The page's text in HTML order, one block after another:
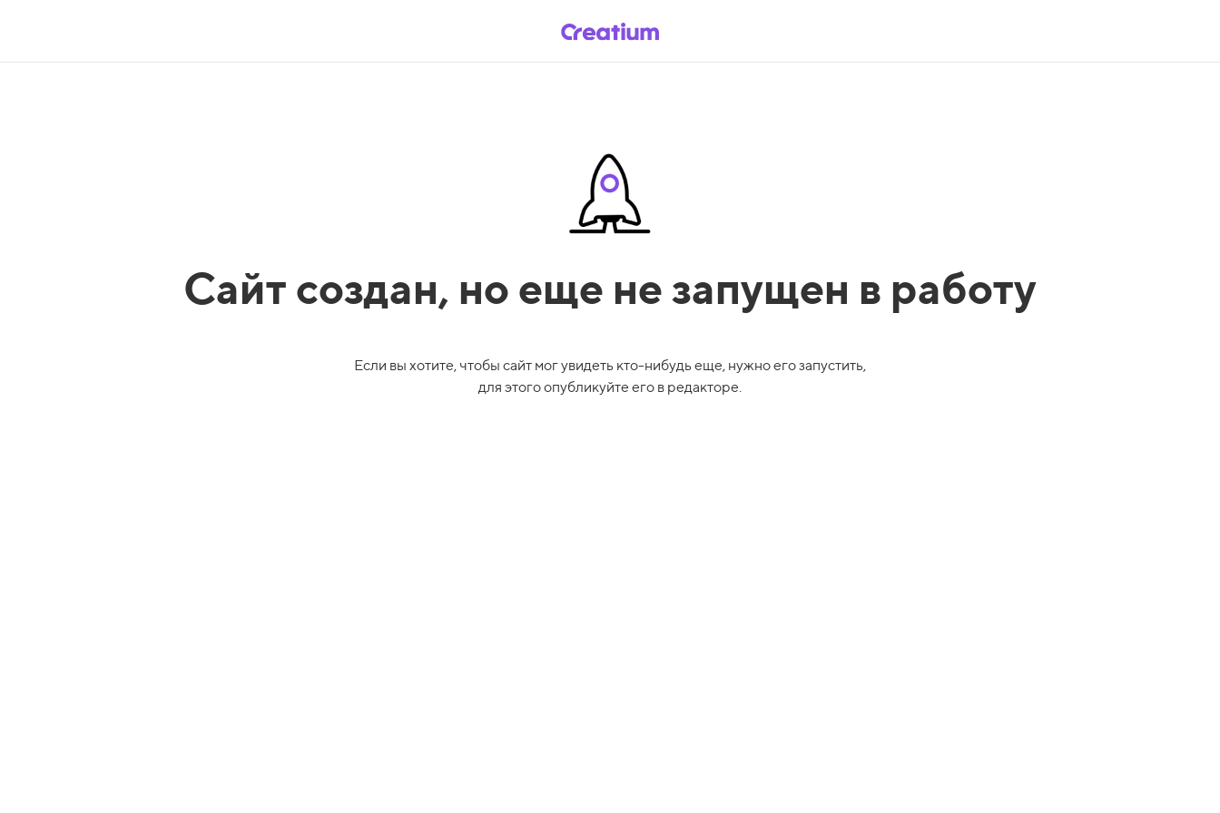
Сайт создан, но еще не запущен в работу
Если вы хотите, чтобы сайт мог увидеть кто-нибудь еще, нужно его запустить,
для этого опубликуйте его в редакторе.